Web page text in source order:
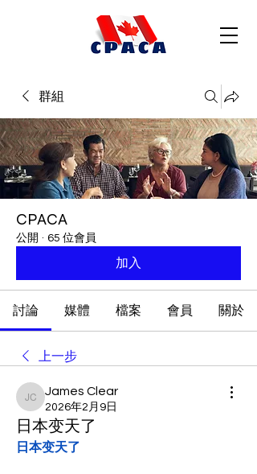
群組
CPACA
公開 · 65 位會員
加入
討論 媒體 檔案 會員 關於
上一步
James Clear
James Clear
2026年2月9日
日本变天了
日本变天了